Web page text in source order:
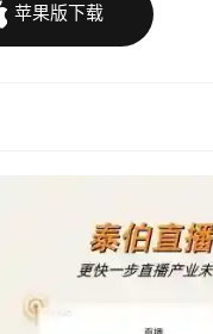
苹果版下载